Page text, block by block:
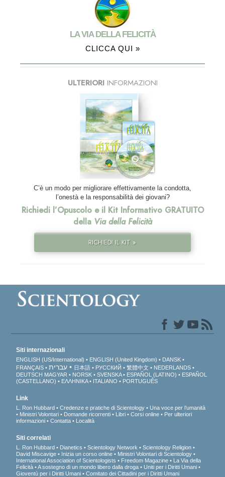
LA VIA DELLA FELICITÀ
CLICCA QUI »
ULTERIORIINFORMAZIONI
C’è un modo per migliorare effettivamente la condotta,
l’onestà e la responsabilità dei giovani?
Richiedi l’Opuscolo e il Kit Informativo GRATUITO
della Via della Felicità
RICHIEDI IL KIT »
Siti internazionali
ENGLISH (US/International) ENGLISH (United Kingdom)
DANSK
FRANÇAIS
עברית 日本語 РУССКИЙ 繁體中文
NEDERLANDS
DEUTSCH MAGYAR NORSK SVENSKA ESPAÑOL (LATINO)
ESPAÑOL
(CASTELLANO)
ΕΛΛΗΝΙΚA ITALIANO PORTUGUÊS
Link
L. Ron Hubbard Credenze e pratiche di Scientology
Una voce per l’umanità
Ministri Volontari
Domande ricorrenti Libri Corsi online
Per ulteriori
informazioni
Contatta Località
Siti correlati
L. Ron Hubbard Dianetics Scientology Network
Scientology Religion
David Miscavige
Inizia un corso online
Ministri Volontari di Scientology
International Association of Scientologists
Freedom Magazine
La Via della
Felicità
A sostegno di un mondo libero dalla droga
Uniti per i Diritti Umani
Gioventù per i Diritti Umani
Comitato dei Cittadini per i Diritti Umani